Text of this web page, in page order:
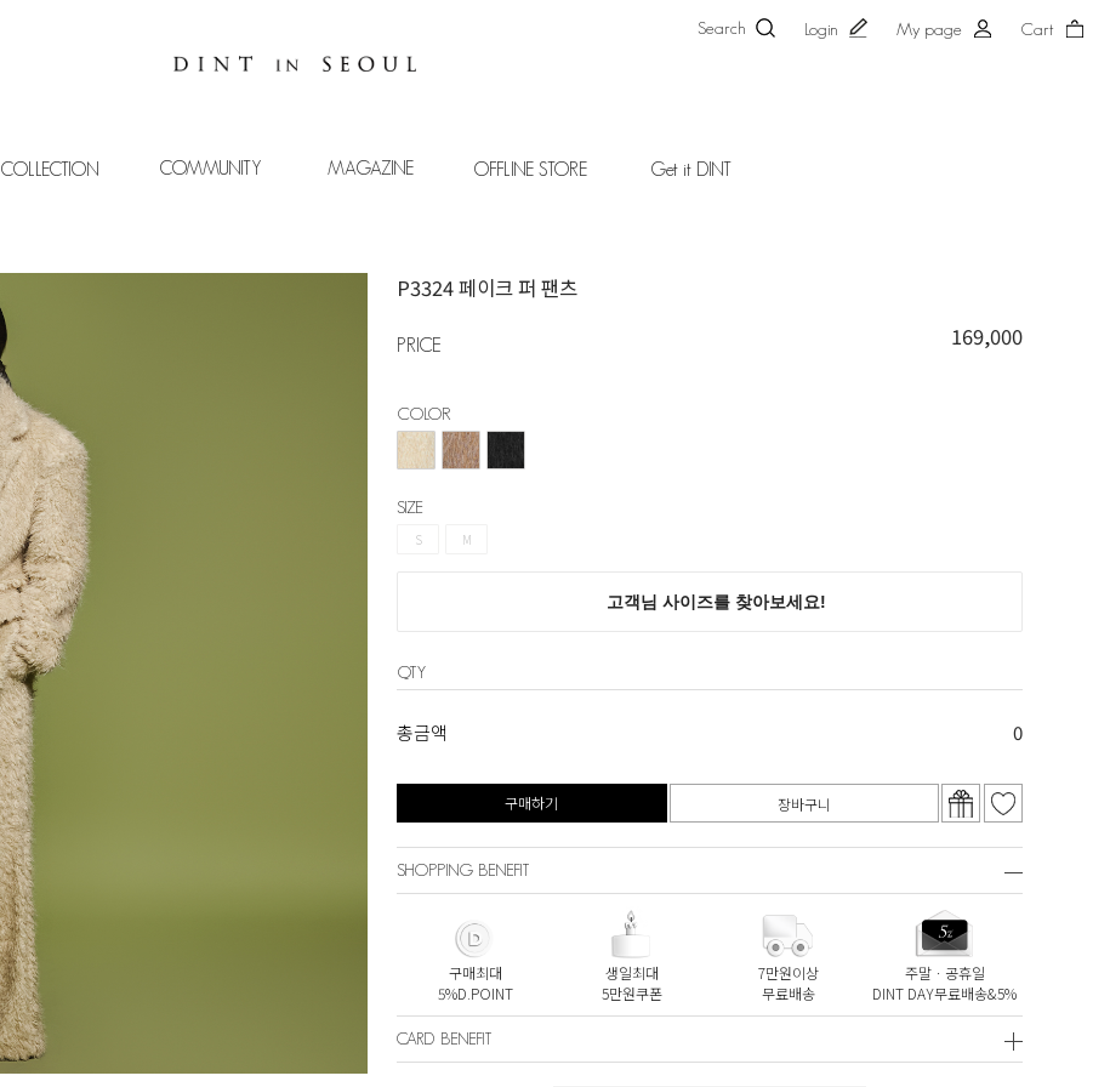
Search Login My page Cart
COLLECTION COMMUNITY MAGAZINE OFFLINE STORE Get it DINT
P3324 페이크 퍼 팬츠
PRICE 169,000
COLOR
SIZE
S M
QTY
총금액 0
구매하기 장바구니
SHOPPING BENEFIT
구매최대
5%D.POINT
생일최대
5만원쿠폰
7만원이상
무료배송
주말ㆍ공휴일
DINT DAY무료배송&5%
CARD BENEFIT